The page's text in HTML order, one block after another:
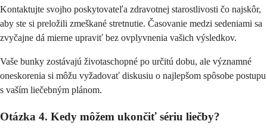
Kontaktujte svojho poskytovateľa zdravotnej starostlivosti čo najskôr,
aby ste si preložili zmeškané stretnutie. Časovanie medzi sedeniami sa
zvyčajne dá mierne upraviť bez ovplyvnenia vašich výsledkov.
Vaše bunky zostávajú životaschopné po určitú dobu, ale významné
oneskorenia si môžu vyžadovať diskusiu o najlepšom spôsobe postupu
s vaším liečebným plánom.
Otázka 4. Kedy môžem ukončiť sériu liečby?